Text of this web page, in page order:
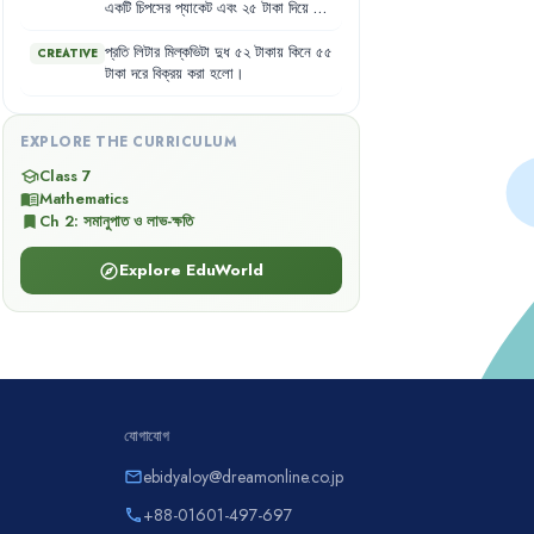
একটি চিপসের প্যাকেট এবং ২৫ টাকা দিয়ে ১
শিক্ষার্থীর সংখ্যা ৭০ জন। এদের মধ্যে ছাত্র
৫০ জন এবং ছাত্রী ২০ জন
CREATIVE প্রতি লিটার মিল্কভিটা দুধ ৫২ টাকায় কিনে ৫৫
টাকা দরে বিক্রয় করা হলো ।
EXPLORE THE CURRICULUM
schoolClass 7
menu_bookMathematics
bookmark Ch 2: সমানুপাত ও লাভ-ক্ষতি
exploreExplore EduWorld
যোগাযোগ
emailebidyaloy@dreamonline.co.jp
phone+88-01601-497-697